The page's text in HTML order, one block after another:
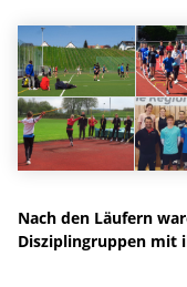
Nach den Läufern
Disziplingruppen mit